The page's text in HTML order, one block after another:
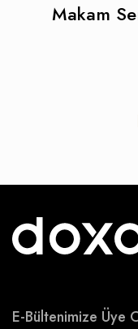
Makam
E-Bültenimize Üye